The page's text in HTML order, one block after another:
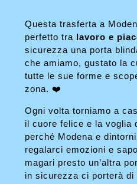
Questa trasferta a
perfetto tra lavoro e
sicurezza una porta
che amiamo, gustato la
tutte le sue forme e
zona. ❤️
Ogni volta torniamo a
il cuore felice e la voglia
perché Modena e
regalarci emozioni e
magari presto un’altra
in sicurezza ci porterà